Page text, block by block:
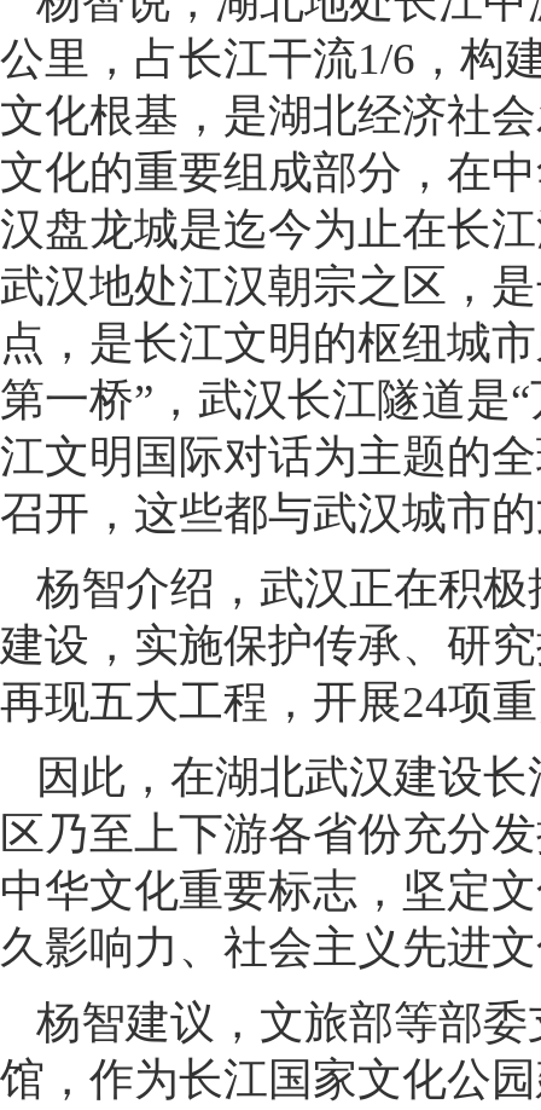
公里，占长江干流1/6，构
文化根基，是湖北经济社
文化的重要组成部分，在
汉盘龙城是迄今为止在长
武汉地处江汉朝宗之区，
点，是长江文明的枢纽城
第一桥”，武汉长江隧道是
江文明国际对话为主题的
召开，这些都与武汉城市
杨智介绍，武汉正在积
建设，实施保护传承、研
再现五大工程，开展24项
因此，在湖北武汉建设
区乃至上下游各省份充分
中华文化重要标志，坚定
久影响力、社会主义先进
杨智建议，文旅部等部
馆，作为长江国家文化公